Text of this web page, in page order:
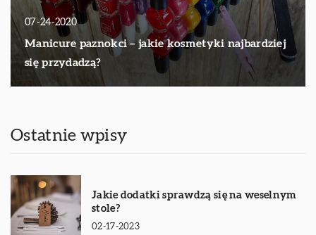
07-24-2020
Manicure paznokci – jakie kosmetyki najbardziej
się przydadzą?
Ostatnie wpisy
Jakie dodatki sprawdzą się na weselnym
stole?
02-17-2023